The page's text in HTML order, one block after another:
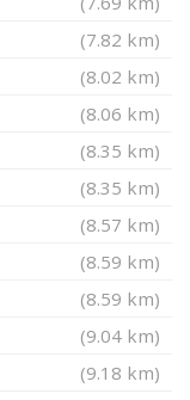
(7.82 km)
(8.02 km)
(8.06 km)
(8.35 km)
(8.35 km)
(8.57 km)
(8.59 km)
(8.59 km)
(9.04 km)
(9.18 km)